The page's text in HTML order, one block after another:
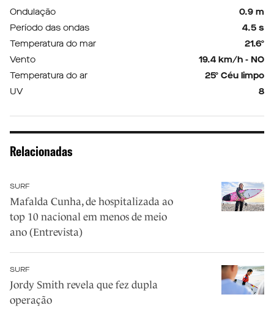
Ondulação
0.9 m
Período das ondas
4.5 s
Temperatura do mar
21.6º
Vento
19.4 km/h - NO
Temperatura do ar
25º Céu limpo
UV
8
Relacionadas
SURF
Mafalda Cunha, de hospitalizada ao
top 10 nacional em menos de meio
ano (Entrevista)
SURF
Jordy Smith revela que fez dupla
operação